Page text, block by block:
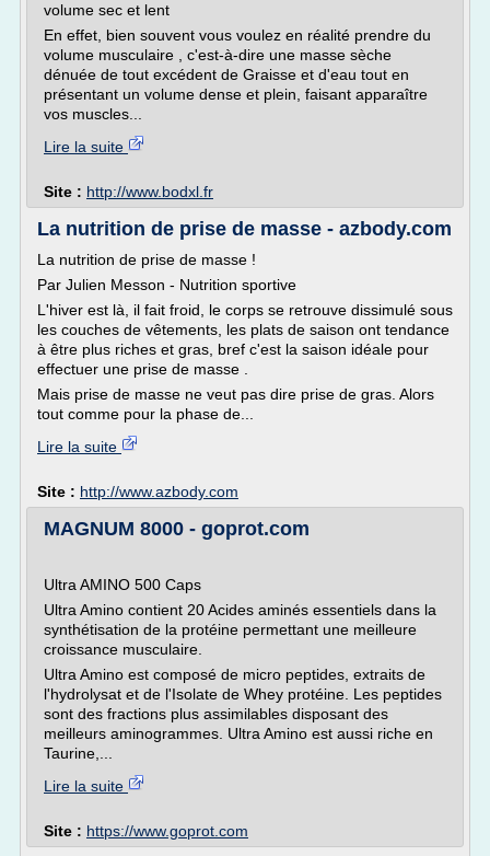
volume sec et lent
En effet, bien souvent vous voulez en réalité prendre du
volume musculaire , c'est-à-dire une masse sèche
dénuée de tout excédent de Graisse et d'eau tout en
présentant un volume dense et plein, faisant apparaître
vos muscles...
Lire la suite
Site : http://www.bodxl.fr
La nutrition de prise de masse - azbody.com
La nutrition de prise de masse !
Par Julien Messon - Nutrition sportive
L'hiver est là, il fait froid, le corps se retrouve dissimulé sous
les couches de vêtements, les plats de saison ont tendance
à être plus riches et gras, bref c'est la saison idéale pour
effectuer une prise de masse .
Mais prise de masse ne veut pas dire prise de gras. Alors
tout comme pour la phase de...
Lire la suite
Site : http://www.azbody.com
MAGNUM 8000 - goprot.com
Ultra AMINO 500 Caps
Ultra Amino contient 20 Acides aminés essentiels dans la
synthétisation de la protéine permettant une meilleure
croissance musculaire.
Ultra Amino est composé de micro peptides, extraits de
l'hydrolysat et de l'Isolate de Whey protéine. Les peptides
sont des fractions plus assimilables disposant des
meilleurs aminogrammes. Ultra Amino est aussi riche en
Taurine,...
Lire la suite
Site : https://www.goprot.com